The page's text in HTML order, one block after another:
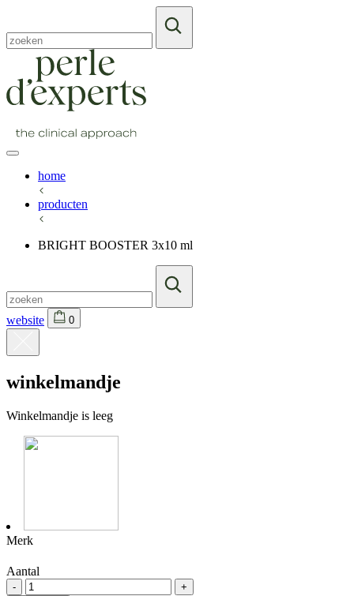
home
producten
BRIGHT BOOSTER 3x10 ml
website 0
winkelmandje
Winkelmandje is leeg
Merk
Aantal
-
+